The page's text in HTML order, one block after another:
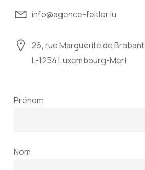
info@agence-feitler.lu
26, rue Marguerite de Brabant
L-1254 Luxembourg-Merl
Prénom
Nom